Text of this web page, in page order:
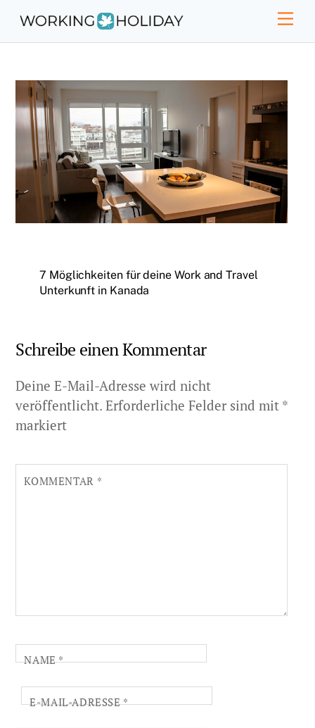
content
7 Möglichkeiten für deine Work and Travel
Unterkunft in Kanada
Schreibe einen Kommentar
Deine E-Mail-Adresse wird nicht
veröffentlicht. Erforderliche Felder sind mit *
markiert
KOMMENTAR *
NAME*
E-MAIL-ADRESSE*